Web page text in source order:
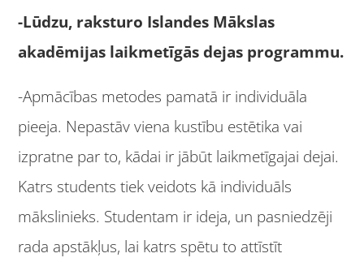
-Lūdzu, raksturo Islandes Mākslas
akadēmijas laikmetīgās dejas programmu.
-Apmācības metodes pamatā ir individuāla
pieeja. Nepastāv viena kustību estētika vai
izpratne par to, kādai ir jābūt laikmetīgajai dejai.
Katrs students tiek veidots kā individuāls
mākslinieks. Studentam ir ideja, un pasniedzēji
rada apstākļus, lai katrs spētu to attīstīt